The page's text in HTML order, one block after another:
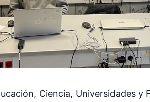
Ciencia, Universidades y